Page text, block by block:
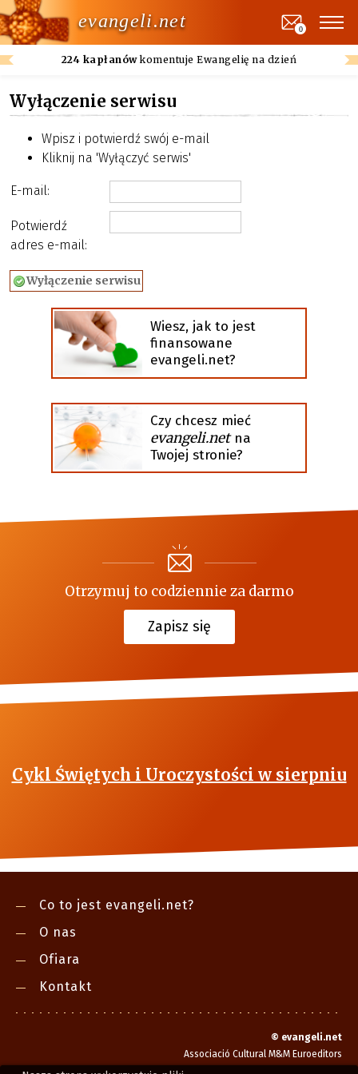
evangeli.net
224 kapłanówkomentuje Ewangelię na dzień
0
Wyłączenie serwisu
Wpisz i potwierdź swój e-mail
Kliknij na 'Wyłączyć serwis'
E-mail:
Potwierdź
adres e-mail:
Wiesz, jak to jest
finansowane
evangeli.net?
Czy chcesz mieć
evangeli.netna
Twojej stronie?
Otrzymuj to codziennie za darmo
Zapisz się
Cykl Świętych i Uroczystości w sierpniu
Co to jest evangeli.net?
O nas
Ofiara
Kontakt
© evangeli.net
Associació Cultural M&M Euroeditors